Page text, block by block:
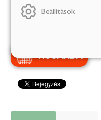
Szállítás: 1-2 munkanap
Beállítások